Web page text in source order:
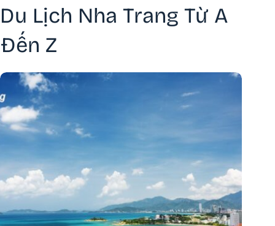
Du Lịch Nha Trang Từ A
Đến Z